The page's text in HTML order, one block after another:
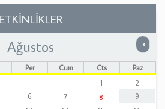
ETKİNLİKLER
»
Ağustos
Per Cum Cts
Paz
1
2
6 7 8
9